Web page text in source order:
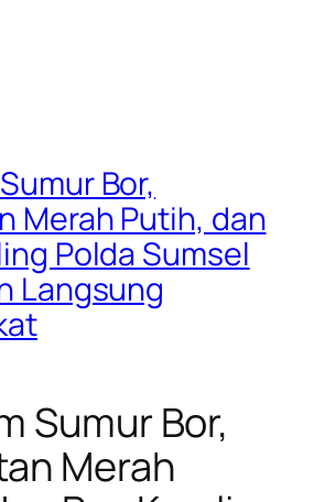
Bor,
Merah Putih, dan
Polda Sumsel
Langsung
Sumur Bor,
Merah